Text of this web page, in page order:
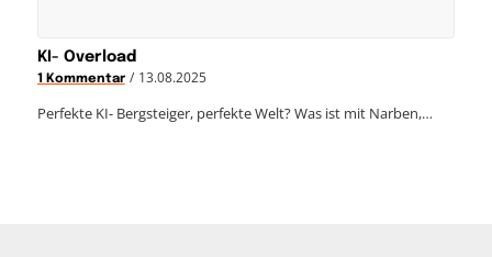
KI- Overload
1 Kommentar / 13.08.2025
Perfekte KI- Bergsteiger, perfekte Welt? Was ist mit Narben,…